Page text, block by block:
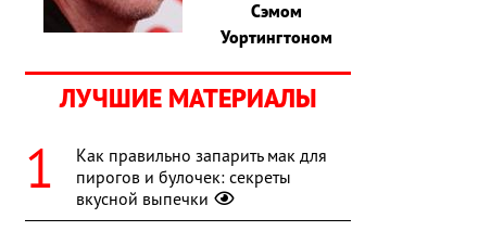
Сэмом
Уортингтоном
ЛУЧШИЕ МАТЕРИАЛЫ
Как правильно запарить мак для
пирогов и булочек: секреты
вкусной выпечки